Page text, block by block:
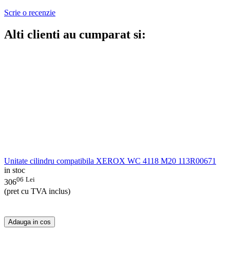
Scrie o recenzie
Alti clienti au cumparat si:
Unitate cilindru compatibila XEROX WC 4118 M20 113R00671
in stoc
30606 Lei
(pret cu TVA inclus)
Adauga in cos